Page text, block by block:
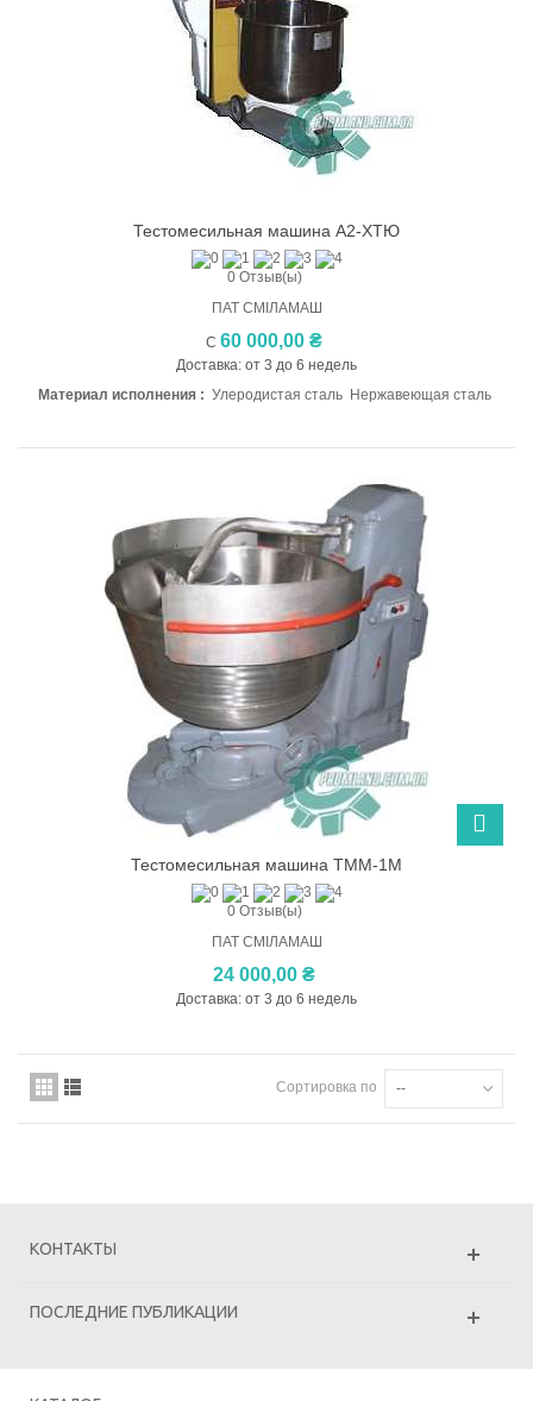
Тестомесильная машина А2-ХТЮ
0 Отзыв(ы)
ПАТ СМІЛАМАШ
С 60 000,00 ₴
Доставка: от 3 до 6 недель
Материал исполнения : Улеродистая сталь Нержавеющая сталь
Тестомесильная машина ТММ-1М
0 Отзыв(ы)
ПАТ СМІЛАМАШ
24 000,00 ₴
Доставка: от 3 до 6 недель
Сортировка по --
КОНТАКТЫ
ПОСЛЕДНИЕ ПУБЛИКАЦИИ